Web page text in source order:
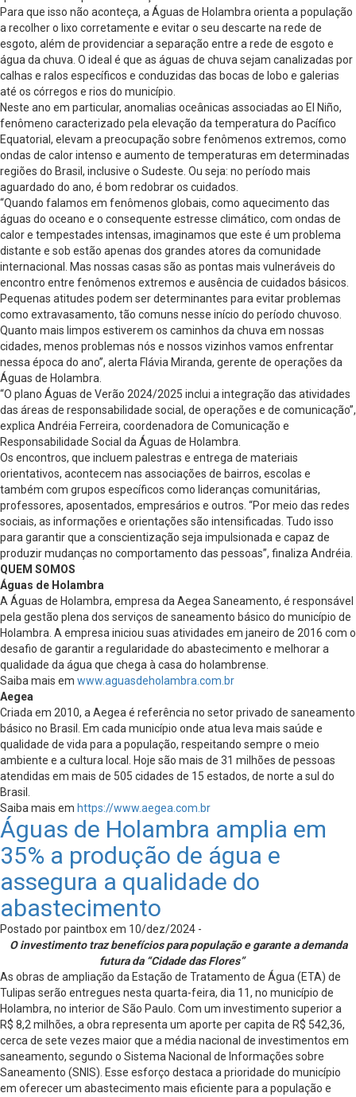
Para que isso não aconteça, a Águas de Holambra orienta a população
a recolher o lixo corretamente e evitar o seu descarte na rede de
esgoto, além de providenciar a separação entre a rede de esgoto e
água da chuva. O ideal é que as águas de chuva sejam canalizadas por
calhas e ralos específicos e conduzidas das bocas de lobo e galerias
até os córregos e rios do município.
Neste ano em particular, anomalias oceânicas associadas ao El Niño,
fenômeno caracterizado pela elevação da temperatura do Pacífico
Equatorial, elevam a preocupação sobre fenômenos extremos, como
ondas de calor intenso e aumento de temperaturas em determinadas
regiões do Brasil, inclusive o Sudeste. Ou seja: no período mais
aguardado do ano, é bom redobrar os cuidados.
“Quando falamos em fenômenos globais, como aquecimento das
águas do oceano e o consequente estresse climático, com ondas de
calor e tempestades intensas, imaginamos que este é um problema
distante e sob estão apenas dos grandes atores da comunidade
internacional. Mas nossas casas são as pontas mais vulneráveis do
encontro entre fenômenos extremos e ausência de cuidados básicos.
Pequenas atitudes podem ser determinantes para evitar problemas
como extravasamento, tão comuns nesse início do período chuvoso.
Quanto mais limpos estiverem os caminhos da chuva em nossas
cidades, menos problemas nós e nossos vizinhos vamos enfrentar
nessa época do ano”, alerta Flávia Miranda, gerente de operações da
Águas de Holambra.
“O plano Águas de Verão 2024/2025 inclui a integração das atividades
das áreas de responsabilidade social, de operações e de comunicação”,
explica Andréia Ferreira, coordenadora de Comunicação e
Responsabilidade Social da Águas de Holambra.
Os encontros, que incluem palestras e entrega de materiais
orientativos, acontecem nas associações de bairros, escolas e
também com grupos específicos como lideranças comunitárias,
professores, aposentados, empresários e outros. “Por meio das redes
sociais, as informações e orientações são intensificadas. Tudo isso
para garantir que a conscientização seja impulsionada e capaz de
produzir mudanças no comportamento das pessoas”, finaliza Andréia.
QUEM SOMOS
Águas de Holambra
A Águas de Holambra, empresa da Aegea Saneamento, é responsável
pela gestão plena dos serviços de saneamento básico do município de
Holambra. A empresa iniciou suas atividades em janeiro de 2016 com o
desafio de garantir a regularidade do abastecimento e melhorar a
qualidade da água que chega à casa do holambrense.
Saiba mais em www.aguasdeholambra.com.br
Aegea
Criada em 2010, a Aegea é referência no setor privado de saneamento
básico no Brasil. Em cada município onde atua leva mais saúde e
qualidade de vida para a população, respeitando sempre o meio
ambiente e a cultura local. Hoje são mais de 31 milhões de pessoas
atendidas em mais de 505 cidades de 15 estados, de norte a sul do
Brasil.
Saiba mais em https://www.aegea.com.br
Águas de Holambra amplia em
35% a produção de água e
assegura a qualidade do
abastecimento
Postado por paintbox em 10/dez/2024 -
O investimento traz benefícios para população e garante a demanda
futura da “Cidade das Flores”
As obras de ampliação da Estação de Tratamento de Água (ETA) de
Tulipas serão entregues nesta quarta-feira, dia 11, no município de
Holambra, no interior de São Paulo. Com um investimento superior a
R$ 8,2 milhões, a obra representa um aporte per capita de R$ 542,36,
cerca de sete vezes maior que a média nacional de investimentos em
saneamento, segundo o Sistema Nacional de Informações sobre
Saneamento (SNIS). Esse esforço destaca a prioridade do município
em oferecer um abastecimento mais eficiente para a população e